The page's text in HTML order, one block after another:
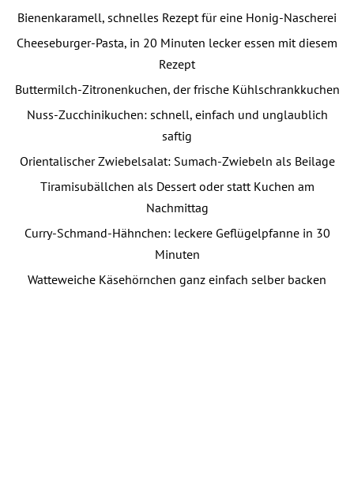
Bienenkaramell, schnelles Rezept für eine Honig-Nascherei
Cheeseburger-Pasta, in 20 Minuten lecker essen mit diesem
Rezept
Buttermilch-Zitronenkuchen, der frische Kühlschrankkuchen
Nuss-Zucchinikuchen: schnell, einfach und unglaublich
saftig
Orientalischer Zwiebelsalat: Sumach-Zwiebeln als Beilage
Tiramisubällchen als Dessert oder statt Kuchen am
Nachmittag
Curry-Schmand-Hähnchen: leckere Geflügelpfanne in 30
Minuten
Watteweiche Käsehörnchen ganz einfach selber backen